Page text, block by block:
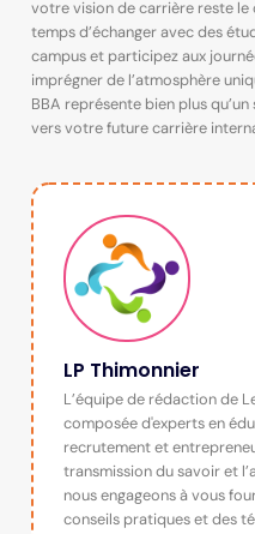
votre vision de carrière reste le
temps d’échanger avec des
campus et participez aux
imprégner de l’atmosphère
BBA représente bien plus
vers votre future carrière
LP Thimonnier
L’équipe de rédaction de
composée d'experts en
recrutement et
transmission du savoir et
nous engageons à vous
conseils pratiques et des